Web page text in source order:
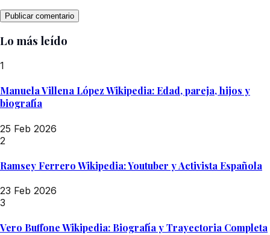
Lo más leído
1
Manuela Villena López Wikipedia: Edad, pareja, hijos y
biografía
25 Feb 2026
2
Ramsey Ferrero Wikipedia: Youtuber y Activista Española
23 Feb 2026
3
Vero Buffone Wikipedia: Biografía y Trayectoria Completa